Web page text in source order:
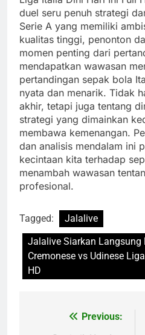
duel seru penuh strategi
Serie A yang memiliki
kualitas tinggi, penonton
momen penting dari
mendapatkan wawasan
pertandingan sepak bola
nyata dan menarik. Tidak
akhir, tetapi juga tentang
strategi yang dimainkan
membawa kemenangan.
dan analisis mendalam ini
kecintaan kita terhadap
menambah wawasan
profesional.
Tagged:
Jalalive
Jalalive Siarkan Langsung
Cremonese vs Udinese
HD
Previous: